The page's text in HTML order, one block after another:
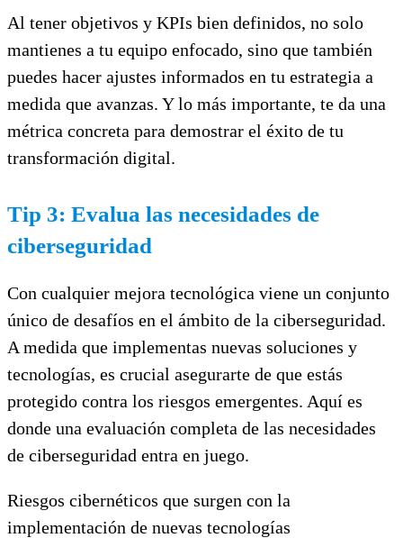
Al tener objetivos y KPIs bien definidos, no solo
mantienes a tu equipo enfocado, sino que también
puedes hacer ajustes informados en tu estrategia a
medida que avanzas. Y lo más importante, te da una
métrica concreta para demostrar el éxito de tu
transformación digital.
Tip 3: Evalua las necesidades de
ciberseguridad
Con cualquier mejora tecnológica viene un conjunto
único de desafíos en el ámbito de la ciberseguridad.
A medida que implementas nuevas soluciones y
tecnologías, es crucial asegurarte de que estás
protegido contra los riesgos emergentes. Aquí es
donde una evaluación completa de las necesidades
de ciberseguridad entra en juego.
Riesgos cibernéticos que surgen con la
implementación de nuevas tecnologías